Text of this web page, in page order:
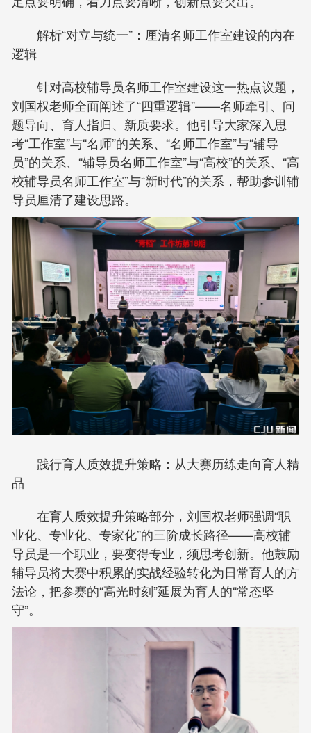
解析“对立与统一”：厘清名师工作室建设的内在
逻辑
针对高校辅导员名师工作室建设这一热点议题，
刘国权老师全面阐述了“四重逻辑”——名师牵引、问
题导向、育人指归、新质要求。他引导大家深入思
考“工作室”与“名师”的关系、“名师工作室”与“辅导
员”的关系、“辅导员名师工作室”与“高校”的关系、“高
校辅导员名师工作室”与“新时代”的关系，帮助参训辅
导员厘清了建设思路。
践行育人质效提升策略：从大赛历练走向育人精
品
在育人质效提升策略部分，刘国权老师强调“职
业化、专业化、专家化”的三阶成长路径——高校辅
导员是一个职业，要变得专业，须思考创新。他鼓励
辅导员将大赛中积累的实战经验转化为日常育人的方
法论，把参赛的“高光时刻”延展为育人的“常态坚
守”。